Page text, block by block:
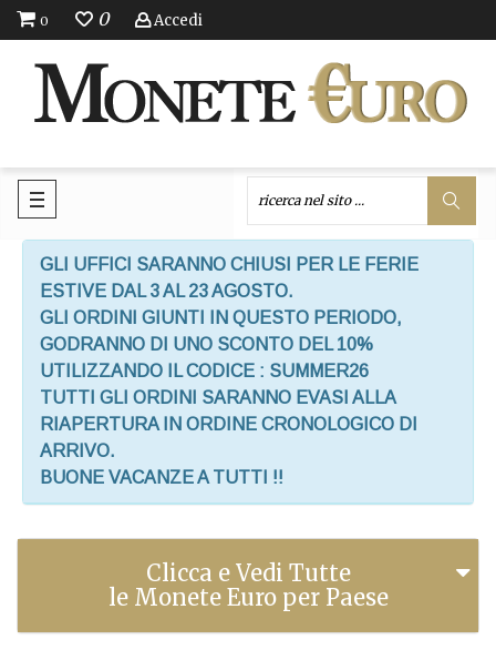
0 0 Accedi
GLI UFFICI SARANNO CHIUSI PER LE FERIE
ESTIVE DAL 3 AL 23 AGOSTO.
GLI ORDINI GIUNTI IN QUESTO PERIODO,
GODRANNO DI UNO SCONTO DEL 10%
UTILIZZANDO IL CODICE : SUMMER26
TUTTI GLI ORDINI SARANNO EVASI ALLA
RIAPERTURA IN ORDINE CRONOLOGICO DI
ARRIVO.
BUONE VACANZE A TUTTI !!
Clicca e Vedi Tutte
le Monete Euro per Paese